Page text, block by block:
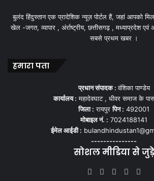
बुलंद हिंदुस्तान एक प्रादेशिक न्यूज़ पोर्टल हैं, जहां आपको
खेल -जगत, व्यापार , अंर्राष्ट्रीय, छत्तीसगढ़ , मध्याप्रदेश एवं
सबसे प्रथम खबर ।
हमारा पता
प्रधान संपादक :वंशिका पाण्डेय
कार्यालय : महादेवघाट , धीवर समाज के
जिला : रायपुरपिन : 492001
मोबाइल नं. : 7024188141
ईमेल आईडी :
---------------
सोशल मीडिया से जुड़े
Facebook
X YouTube